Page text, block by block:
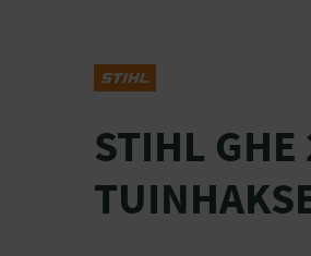
STIHL